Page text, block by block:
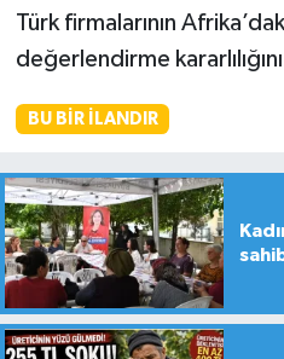
Türk firmalarının
değerlendirme
BU BIR İLANDIR